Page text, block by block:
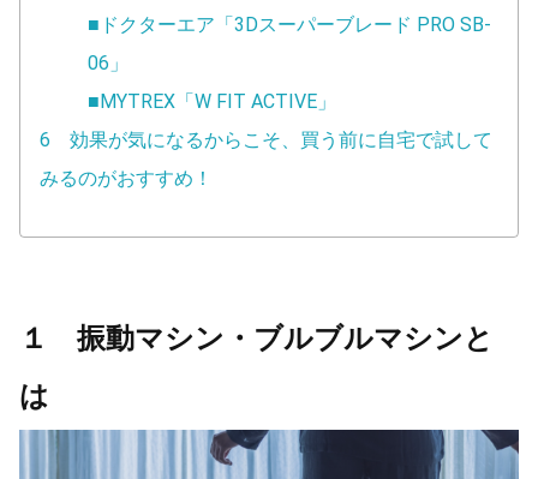
■ドクターエア「3Dスーパーブレード PRO SB-
06」
■MYTREX「W FIT ACTIVE」
6 効果が気になるからこそ、買う前に自宅で試して
みるのがおすすめ！
１ 振動マシン・ブルブルマシンと
は